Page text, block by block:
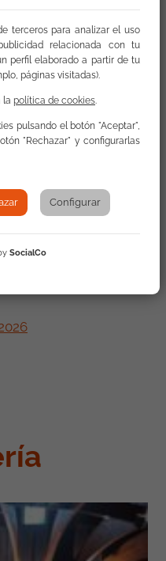
Europa
terceros para analizar el uso
relacionada con tu
perfil elaborado a partir de tu
páginas visitadas).
la política de cookies.
pulsando el botón "Aceptar",
"Rechazar" y configurarlas
Configurar
SocialCo